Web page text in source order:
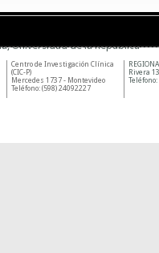
Universidad de la República
Rivera
Teléfono:
Centro de Investigación Clínica
(CIC-P)
Mercedes 1737 - Montevideo
Teléfono: (598) 24092227